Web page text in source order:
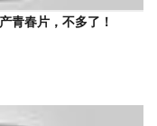
青春片，不多了！